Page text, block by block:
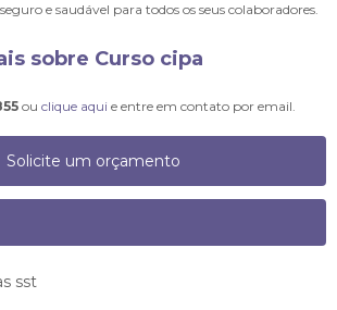
e saudável para todos os seus colaboradores.
sobre Curso cipa
ou clique aqui e entre em contato por email.
Solicite um orçamento
sst